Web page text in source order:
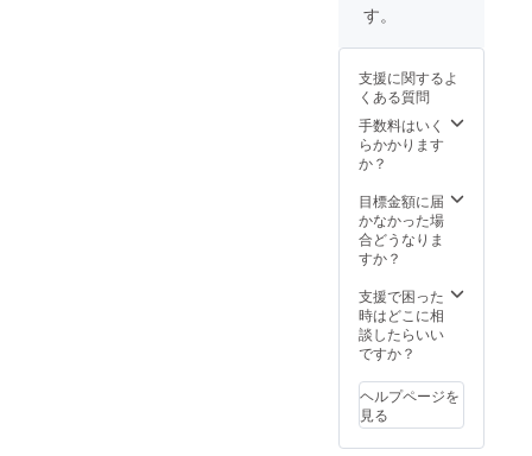
・サン
源デー
タ ・
《粟津
監督の
サイン
お好き
なシー
ンの高
解像度
リング
画像 ・
試写会
招待状
某所に
て10月
頃を予
定して
チ ・ク
ファイ
ル10枚
セット
（主要
５キャ
合、サ
ブキャ
ラ他）
・アク
キーホ
ルダー
主要5
キャラ
・キャ
ラク
ターの
草稿、
す。
支援に関するよ
くある質問
手数料はいく
らかかります
か？
目標金額に届
かなかった場
合どうなりま
すか？
支援で困った
時はどこに相
談したらいい
ですか？
ヘルプページを
見る